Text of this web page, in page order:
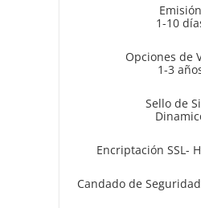
Emisión
1-10
Opciones de
1-3
Sello de
Encriptación SSL-
Candado de